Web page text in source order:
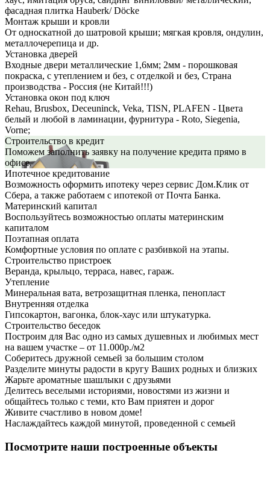
фасадная плитка Hauberk/ Döcke
Монтаж крыши и кровли
От односкатной до шатровой крыши; мягкая кровля, ондулин,
металлочерепица и др.
Установка дверей
Входные двери металлические 1,6мм; 2мм - порошковая
покраска, с утеплением и без, с отделкой и без, Страна
производства - Россия (не Китай!!!)
Установка окон под ключ
Rehau, Brusbox, Deceuninck, Veka, TISN, PLAFEN - Цвета
белый и любой в ламинации, фурнитура - Roto, Siegenia,
Vorne;
Строительство в кредит
Поможем заполнить заявку на получение кредита прямо в
офисе.
Ипотечное кредитование
Возможность оформить ипотеку через сервис Дом.Клик от
Сбера, а также работаем с ипотекой от Почта Банка.
Материнский капитал
Воспользуйтесь возможностью оплаты материнским
капиталом
Поэтапная оплата
Комфортные условия по оплате с разбивкой на этапы.
Строительство пристроек
Веранда, крыльцо, терраса, навес, гараж.
Утепление
Минеральная вата, ветрозащитная пленка, пенопласт
Внутренняя отделка
Гипсокартон, вагонка, блок-хаус или штукатурка.
Строительство беседок
Построим для Вас одно из самых душевных и любимых мест
на вашем участке – от 11.000р./м2
Соберитесь дружной семьей за большим столом
Разделите минуты радости в кругу Ваших родных и близких
Жарьте ароматные шашлыки с друзьями
Делитесь веселыми историями, новостями из жизни и
общайтесь только с теми, кто Вам приятен и дорог
Живите счастливо в новом доме!
Наслаждайтесь каждой минутой, проведенной с семьей
Посмотрите наши построенные объекты